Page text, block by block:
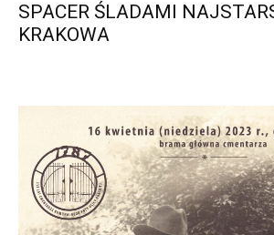
SPACER ŚLADAMI
KRAKOWA